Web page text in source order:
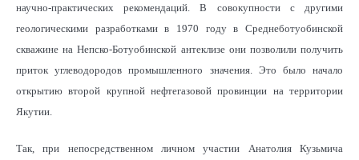
научно-практических рекомендаций. В совокупности с другими
геологическими разработками в 1970 году в Среднеботуобинской
скважине на Непско-Ботуобинской антеклизе они позволили получить
приток углеводородов промышленного значения. Это было начало
открытию второй крупной нефтегазовой провинции на территории
Якутии.
Так, при непосредственном личном участии Анатолия Кузьмича